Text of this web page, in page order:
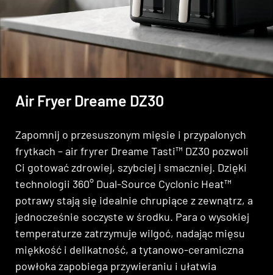
Air Fryer Dreame DZ30
Zapomnij o przesuszonym mięsie i przypalonych
frytkach – air fryrer Dreame Tasti™ DZ30 pozwoli
Ci gotować zdrowiej, szybciej i smaczniej. Dzięki
technologii 360° Dual-Source Cyclonic Heat™
potrawy stają się idealnie chrupiące z zewnątrz, a
jednocześnie soczyste w środku. Para o wysokiej
temperaturze zatrzymuje wilgoć, nadając mięsu
miękkość i delikatność, a tytanowo-ceramiczna
powłoka zapobiega przywieraniu i ułatwia